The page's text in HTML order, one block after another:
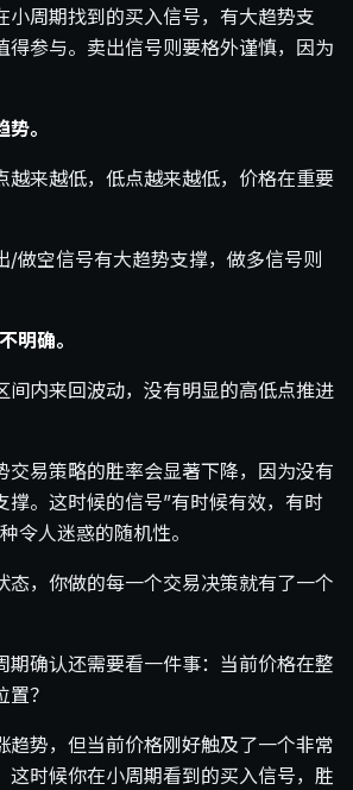
小周期找到的买入信号，有大趋势支
得参与。卖出信号则要格外谨慎，因为
。
越来越低，低点越来越低，价格在重要
/做空信号有大趋势支撑，做多信号则
明确。
间内来回波动，没有明显的高低点推进
交易策略的胜率会显著下降，因为没有
撑。这时候的信号”有时候有效，有时
令人迷惑的随机性。
态，你做的每一个交易决策就有了一个
期确认还需要看一件事：当前价格在整
？
趋势，但当前价格刚好触及了一个非常
这时候你在小周期看到的买入信号，胜